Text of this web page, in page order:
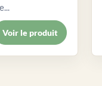
Voir le produit